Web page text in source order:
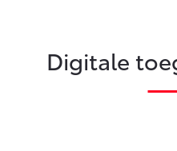
Ons bedrijfDigitale